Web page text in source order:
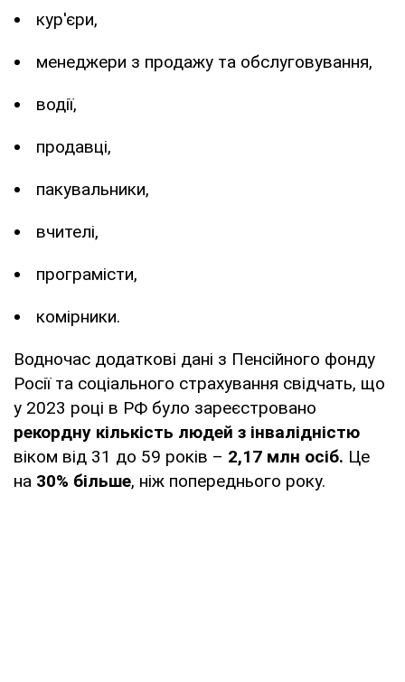
кур'єри,
менеджери з продажу та обслуговування,
водії,
продавці,
пакувальники,
вчителі,
програмісти,
комірники.
Водночас додаткові дані з Пенсійного фонду
Росії та соціального страхування свідчать, що
у 2023 році в РФ було зареєстровано
рекордну кількість людей з інвалідністю
віком від 31 до 59 років – 2,17 млн осіб. Це
на 30% більше, ніж попереднього року.